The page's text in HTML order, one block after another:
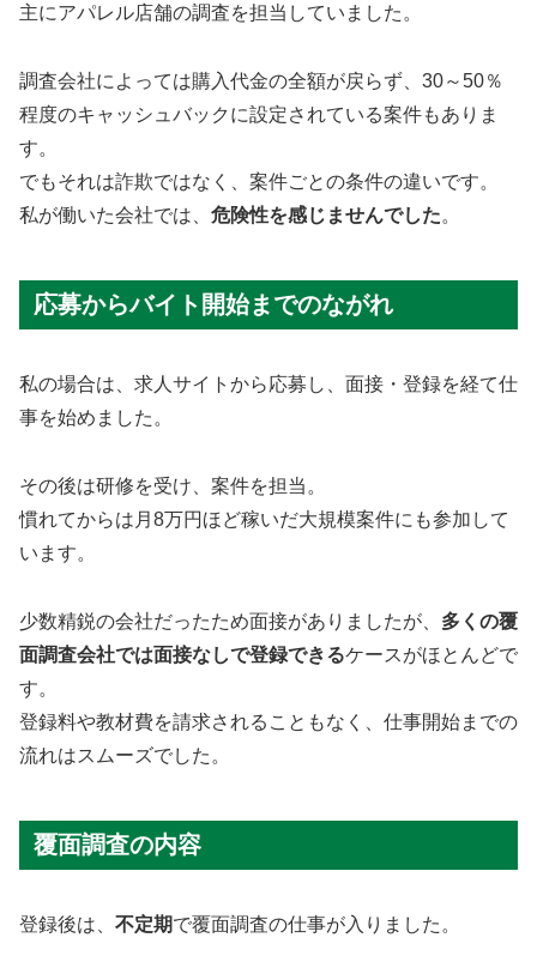
主にアパレル店舗の調査を担当していました。
調査会社によっては購入代金の全額が戻らず、30～50％
程度のキャッシュバックに設定されている案件もありま
す。
でもそれは詐欺ではなく、案件ごとの条件の違いです。
私が働いた会社では、 危険性を感じませんでした。
応募からバイト開始までのながれ
私の場合は、求人サイトから応募し、面接・登録を経て仕
事を始めました。
その後は研修を受け、案件を担当。
慣れてからは月8万円ほど稼いだ大規模案件にも参加して
います。
少数精鋭の会社だったため面接がありましたが、 多くの覆
面調査会社では面接なしで登録できるケースがほとんどで
す。
登録料や教材費を請求されることもなく、仕事開始までの
流れはスムーズでした。
覆面調査の内容
登録後は、 不定期で覆面調査の仕事が入りました。